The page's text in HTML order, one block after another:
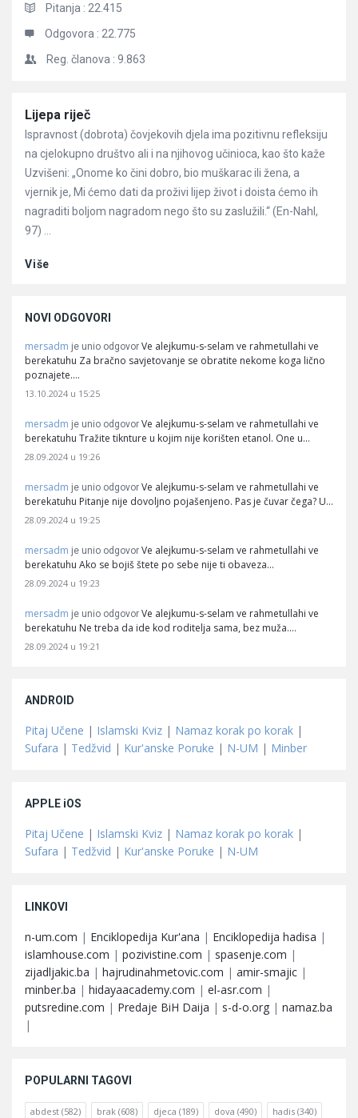
Pitanja : 22.415
Odgovora : 22.775
Reg. članova : 9.863
Članci
Lijepa riječ
Ispravnost (dobrota) čovjekovih djela ima pozitivnu refleksiju
na cjelokupno društvo ali i na njihovog učinioca, kao što kaže
Uzvišeni: „Onome ko čini dobro, bio muškarac ili žena, a
vjernik je, Mi ćemo dati da proživi lijep život i doista ćemo ih
nagraditi boljom nagradom nego što su zaslužili.“ (En-Nahl,
97) ...
Više
NOVI ODGOVORI
mersadm je unio odgovor Ve alejkumu-s-selam ve rahmetullahi ve
berekatuhu Za bračno savjetovanje se obratite nekome koga lično
poznajete.…
13.10.2024 u 15:25
mersadm je unio odgovor Ve alejkumu-s-selam ve rahmetullahi ve
berekatuhu Tražite tiknture u kojim nije korišten etanol. One u…
28.09.2024 u 19:26
mersadm je unio odgovor Ve alejkumu-s-selam ve rahmetullahi ve
berekatuhu Pitanje nije dovoljno pojašenjeno. Pas je čuvar čega? U…
28.09.2024 u 19:25
mersadm je unio odgovor Ve alejkumu-s-selam ve rahmetullahi ve
berekatuhu Ako se bojiš štete po sebe nije ti obaveza…
28.09.2024 u 19:23
mersadm je unio odgovor Ve alejkumu-s-selam ve rahmetullahi ve
berekatuhu Ne treba da ide kod roditelja sama, bez muža.…
28.09.2024 u 19:21
ANDROID
Pitaj Učene | Islamski Kviz | Namaz korak po korak |
Sufara | Tedžvid | Kur'anske Poruke | N-UM | Minber
APPLE iOS
Pitaj Učene | Islamski Kviz | Namaz korak po korak |
Sufara | Tedžvid | Kur'anske Poruke | N-UM
LINKOVI
n-um.com | Enciklopedija Kur'ana | Enciklopedija hadisa |
islamhouse.com | pozivistine.com | spasenje.com |
zijadljakic.ba | hajrudinahmetovic.com | amir-smajic |
minber.ba | hidayaacademy.com | el-asr.com |
putsredine.com | Predaje BiH Daija | s-d-o.org | namaz.ba
|
POPULARNI TAGOVI
abdest (582) brak (608) djeca (189) dova (490) hadis (340)